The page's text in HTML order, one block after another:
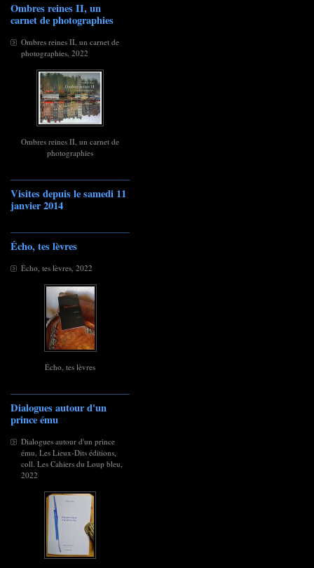
Ombres reines II, un
carnet de photographies
Ombres reines II, un carnet de
photographies, 2022
Ombres reines II, un carnet de
photographies
Visites depuis le samedi 11
janvier 2014
Écho, tes lèvres
Écho, tes lèvres, 2022
Écho, tes lèvres
Dialogues autour d'un
prince ému
Dialogues autour d'un prince
ému, Les Lieux-Dits éditions,
coll. Les Cahiers du Loup bleu,
2022